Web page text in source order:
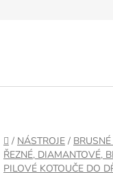
DOMŮ
/ NÁSTROJE /
ŘEZNÉ, DIAMANTOVÉ,
PILOVÉ KOTOUČE DO